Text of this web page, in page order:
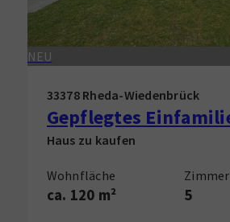
NEU
33378 Rheda-Wiedenbrück
Haus zu kaufen
Wohnfläche
ca. 120 m²
Zimmer
5